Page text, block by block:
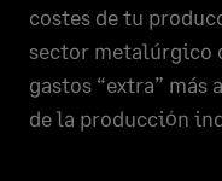
costes de tu
sector metalúrgico
gastos “extra”
de la producción